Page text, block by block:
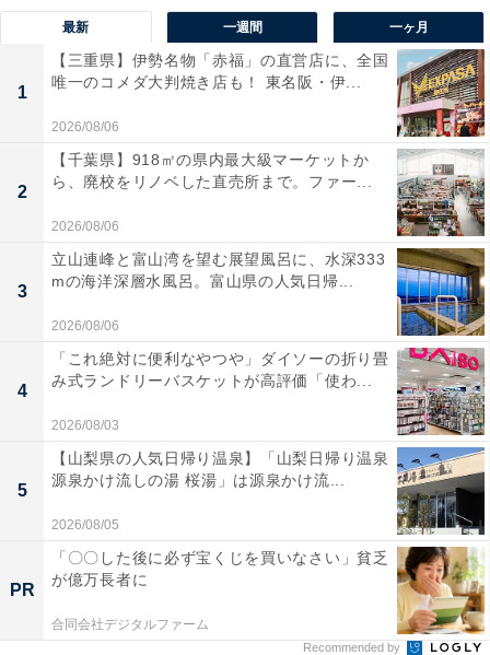
最新 一週間 一ヶ月
1
【三重県】伊勢名物「赤福」の直営店に、全国
唯一のコメダ大判焼き店も！ 東名阪・伊...
2026/08/06
2
【千葉県】918㎡の県内最大級マーケットか
ら、廃校をリノベした直売所まで。ファー...
2026/08/06
3
立山連峰と富山湾を望む展望風呂に、水深333
mの海洋深層水風呂。富山県の人気日帰...
2026/08/06
4
「これ絶対に便利なやつや」ダイソーの折り畳
み式ランドリーバスケットが高評価「使わ...
2026/08/03
5
【山梨県の人気日帰り温泉】「山梨日帰り温泉
源泉かけ流しの湯 桜湯」は源泉かけ流...
2026/08/05
PR
「〇〇した後に必ず宝くじを買いなさい」貧乏
が億万長者に
合同会社デジタルファーム
Recommended by